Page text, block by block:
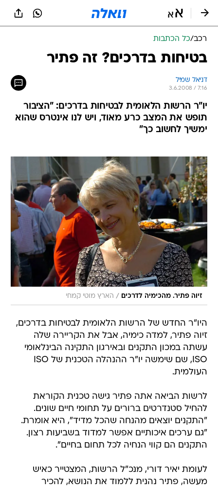
רכב/כל הכתבות
בטיחות בדרכים? זה פתיר
דניאל שמיל
3.6.2008 / 7:16
יו"ר הרשות הלאומית לבטיחות בדרכים: "הציבור
תופש את המצב כרע מאוד, ויש לנו אינטרס שהוא
ימשיך לחשוב כך"
זיוה פתיר. מהכימיה לדרכים / הארץ מוטי קמחי
היו"ר החדש של הרשות הלאומית לבטיחות בדרכים,
זיוה פתיר, למדה כימיה, אבל את הקריירה שלה
עשתה במכון התקנים ובאירגון התקינה הבינלאומי
ISO, שם שימשה יו"ר ההנהלה הטכנית של ISO
העולמית.
לרשות הביאה אתה פתיר גישה טכנית הקוראת
להחיל סטנדרטים ברורים על תחומי חיים שונים.
"התקנים יוצאים מהנחה שהכל מדיד", היא אומרת.
"גם ערכים איכותיים אפשר למדוד בשביעות רצון.
התקנים הם קווי הנחיה לכל תחום בחיים".
לעומת יאיר דורי, מנכ"ל הרשות, המצטייר כאיש
מעשה, פתיר נהנית ללמוד את הנושא, להכיר